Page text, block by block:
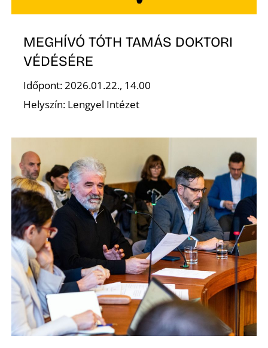
MEGHÍVÓ TÓTH TAMÁS DOKTORI
VÉDÉSÉRE
Időpont: 2026.01.22., 14.00
Helyszín: Lengyel Intézet